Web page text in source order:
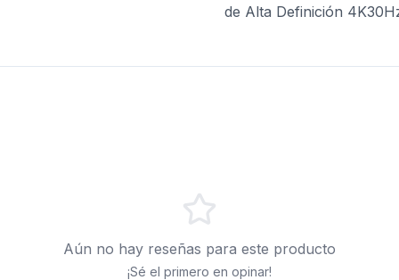
de Alta Definición
Aún no hay reseñas para este producto
¡Sé el primero en opinar!